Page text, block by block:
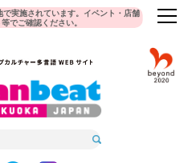
実施されています。イベント・店舗
でご確認ください。